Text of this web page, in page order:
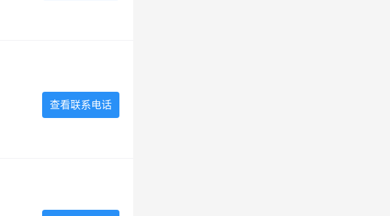
查看联系电话